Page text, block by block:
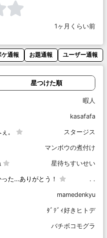
1ヶ月くらい前
ケ通報 お題通報 ユーザー通報
星つけた順
暇人
kasafafa
。 スタージス
マンボウの煮付け
星待ちすいせい
た…ありがとう！ . .
mamedenkyu
ﾀﾞﾃﾞｨ好きヒトデ
バチボコモグラ